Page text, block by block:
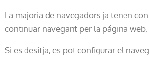
La majoria de navegadors ja tenen
continuar navegant per la página web,
Si es desitja, es pot configurar el